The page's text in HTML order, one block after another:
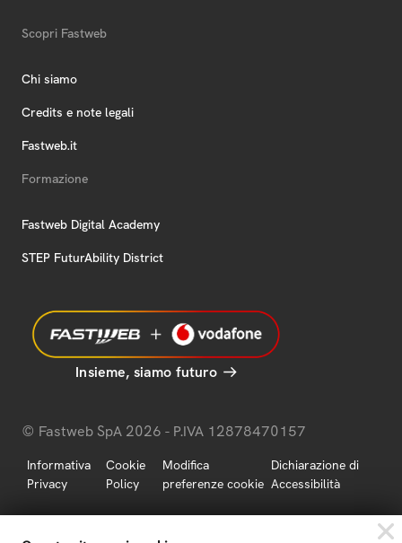
Scopri Fastweb
Chi siamo
Credits e note legali
Fastweb.it
Formazione
Fastweb Digital Academy
STEP FuturAbility District
Insieme, siamo futuro
© Fastweb SpA 2026 - P.IVA 12878470157
Informativa
Privacy
Cookie
Policy
Modifica
preferenze cookie
Dichiarazione di
Accessibilità